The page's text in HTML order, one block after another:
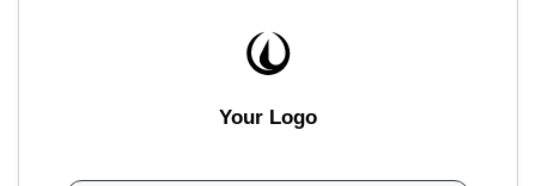
Your Logo